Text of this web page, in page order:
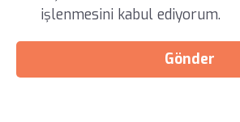
işlenmesini kabul ediyorum.
Gönder